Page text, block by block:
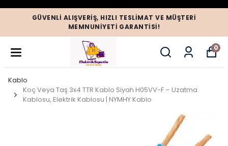
GÜVENLI ALIŞVERIŞ, HIZLI TESLIMAT VE MÜŞTERI
MEMNUNIYETI GARANTISI!
0
Kablo
Koç Veya Taş 3x4 TTR Kablo Siyah H05VV-F – Uzatma
Kablosu, Elektrik Kablosu | NYMHY Kablo